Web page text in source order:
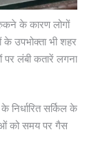
के कारण लोगों
उपभोक्ता भी शहर
लंबी कतारें लगना
सर्किल के
को समय पर गैस